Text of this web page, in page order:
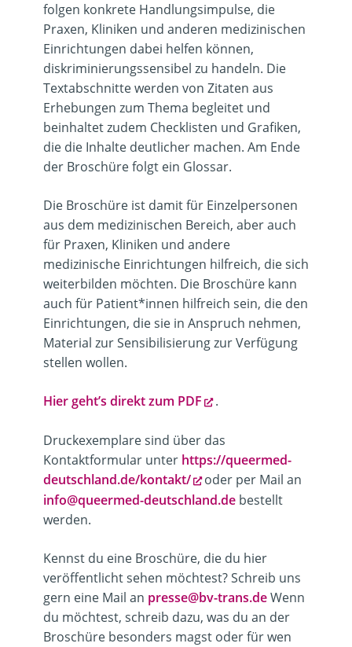
folgen konkrete Handlungsimpulse, die
Praxen, Kliniken und anderen medizinischen
Einrichtungen dabei helfen können,
diskriminierungssensibel zu handeln. Die
Textabschnitte werden von Zitaten aus
Erhebungen zum Thema begleitet und
beinhaltet zudem Checklisten und Grafiken,
die die Inhalte deutlicher machen. Am Ende
der Broschüre folgt ein Glossar.
Die Broschüre ist damit für Einzelpersonen
aus dem medizinischen Bereich, aber auch
für Praxen, Kliniken und andere
medizinische Einrichtungen hilfreich, die sich
weiterbilden möchten. Die Broschüre kann
auch für Patient*innen hilfreich sein, die den
Einrichtungen, die sie in Anspruch nehmen,
Material zur Sensibilisierung zur Verfügung
stellen wollen.
Hier geht’s direkt zum PDF .
Druckexemplare sind über das
Kontaktformular unter https://queermed-
deutschland.de/kontakt/
oder per Mail an
info@queermed-deutschland.de bestellt
werden.
Kennst du eine Broschüre, die du hier
veröffentlicht sehen möchtest? Schreib uns
gern eine Mail an presse@bv-trans.deWenn
du möchtest, schreib dazu, was du an der
Broschüre besonders magst oder für wen